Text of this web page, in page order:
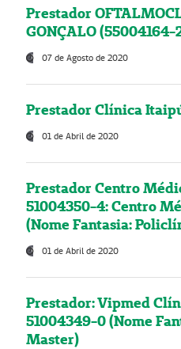
Prestador
GONÇALO (55004164-
07 de Agosto de 2020
Prestador Clínica
01 de Abril de 2020
Prestador Centro
51004350-4: Centro
(Nome Fantasia:
01 de Abril de 2020
Prestador: Vipmed
51004349-0 (Nome
Master)